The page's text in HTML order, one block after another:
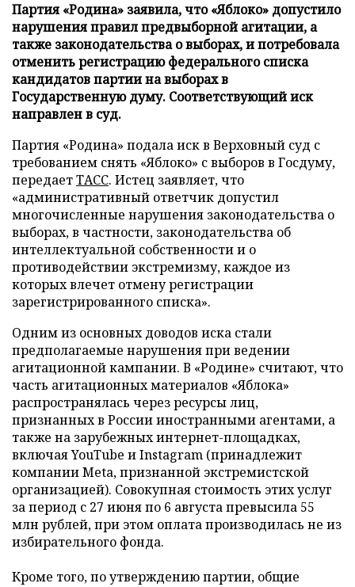
Партия «Родина» заявила, что «Яблоко» допустило
нарушения правил предвыборной агитации, а
также законодательства о выборах, и потребовала
отменить регистрацию федерального списка
кандидатов партии на выборах в
Государственную думу. Соответствующий иск
направлен в суд.
Партия «Родина» подала иск в Верховный суд с
требованием снять «Яблоко» с выборов в Госдуму,
передаетТАСС. Истец заявляет, что
«административный ответчик допустил
многочисленные нарушения законодательства о
выборах, в частности, законодательства об
интеллектуальной собственности и о
противодействии экстремизму, каждое из
которых влечет отмену регистрации
зарегистрированного списка».
Одним из основных доводов иска стали
предполагаемые нарушения при ведении
агитационной кампании. В «Родине» считают, что
часть агитационных материалов «Яблока»
распространялась через ресурсы лиц,
признанных в России иностранными агентами, а
также на зарубежных интернет-площадках,
включая YouTube и Instagram (принадлежит
компании Meta, признанной экстремистской
организацией). Совокупная стоимость этих услуг
за период с 27 июня по 6 августа превысила 55
млн рублей, при этом оплата производилась не из
избирательного фонда.
Кроме того, по утверждению партии, общие